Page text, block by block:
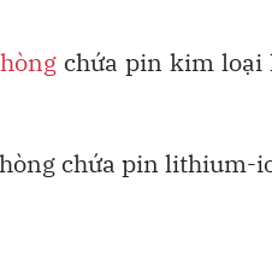
chứa pin kim
chứa pin lithium-